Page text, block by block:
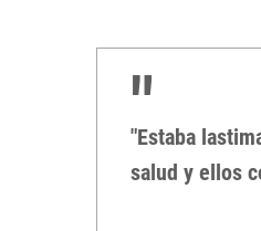
"Estaba
salud y ellos